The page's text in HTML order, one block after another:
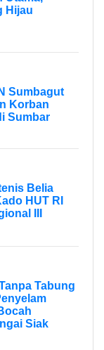
Hijau
Sumbagut
Korban
Sumbar
Belia
HUT RI
III
Tabung
Siak